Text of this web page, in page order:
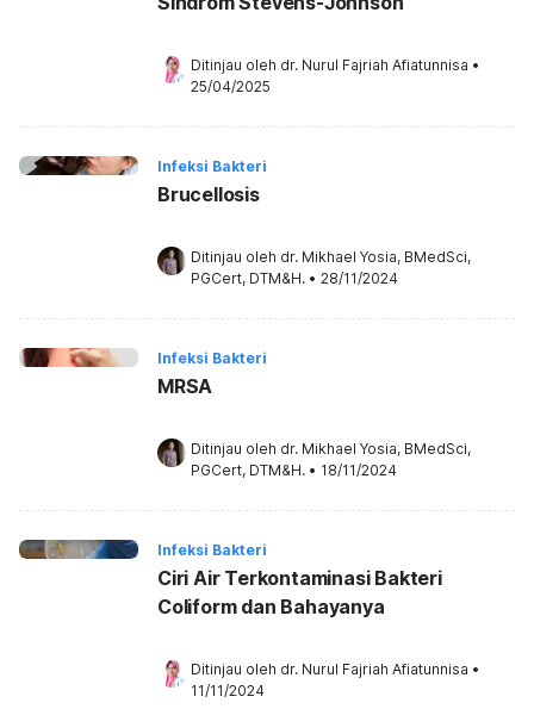
Ditinjau oleh dr. Nurul Fajriah Afiatunnisa •
25/04/2025
Infeksi Bakteri
Brucellosis
Ditinjau oleh dr. Mikhael Yosia, BMedSci,
PGCert, DTM&H. • 28/11/2024
Infeksi Bakteri
MRSA
Ditinjau oleh dr. Mikhael Yosia, BMedSci,
PGCert, DTM&H. • 18/11/2024
Infeksi Bakteri
Ciri Air Terkontaminasi Bakteri
Coliform dan Bahayanya
Ditinjau oleh dr. Nurul Fajriah Afiatunnisa •
11/11/2024